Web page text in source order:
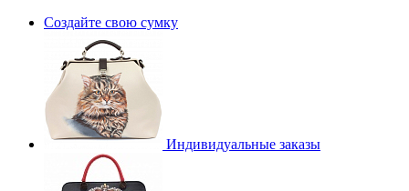
Создайте свою сумку
Индивидуальные заказы